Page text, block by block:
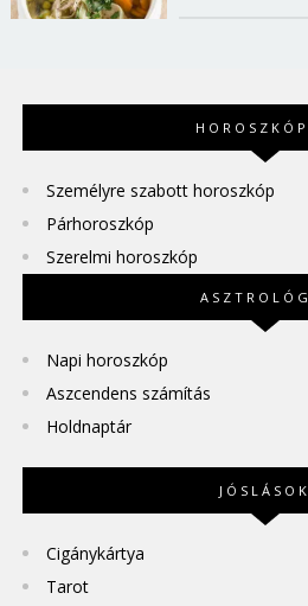
Személyre szabott horoszkóp
Párhoroszkóp
Szerelmi horoszkóp
Napi horoszkóp
Aszcendens számítás
Holdnaptár
JÓSLÁSOK
Cigánykártya
Tarot